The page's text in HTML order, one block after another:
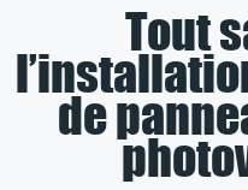
Tout
de